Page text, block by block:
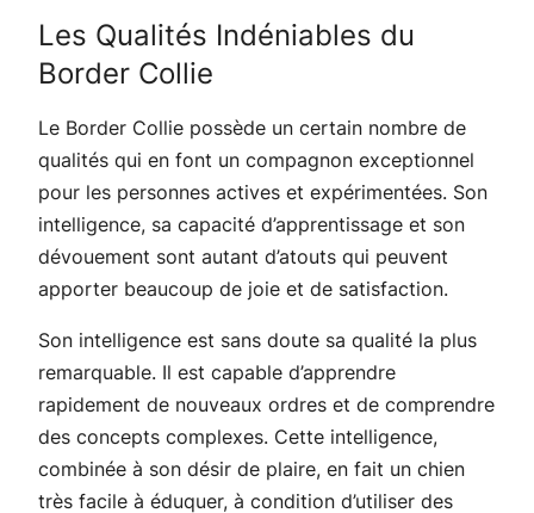
Les Qualités Indéniables du
Border Collie
Le Border Collie possède un certain nombre de
qualités qui en font un compagnon exceptionnel
pour les personnes actives et expérimentées. Son
intelligence, sa capacité d’apprentissage et son
dévouement sont autant d’atouts qui peuvent
apporter beaucoup de joie et de satisfaction.
Son intelligence est sans doute sa qualité la plus
remarquable. Il est capable d’apprendre
rapidement de nouveaux ordres et de comprendre
des concepts complexes. Cette intelligence,
combinée à son désir de plaire, en fait un chien
très facile à éduquer, à condition d’utiliser des